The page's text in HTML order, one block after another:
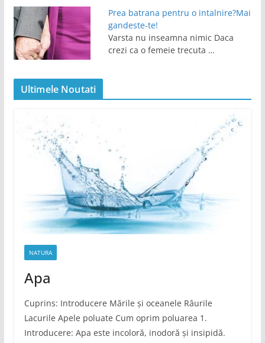
Prea batrana pentru o intalnire?Mai
gandeste-te!
Varsta nu inseamna nimic Daca
crezi ca o femeie trecuta …
Ultimele Noutati
NATURA
Apa
Cuprins: Introducere Mările și oceanele Râurile
Lacurile Apele poluate Cum oprim poluarea 1.
Introducere: Apa este incoloră, inodoră și insipidă.